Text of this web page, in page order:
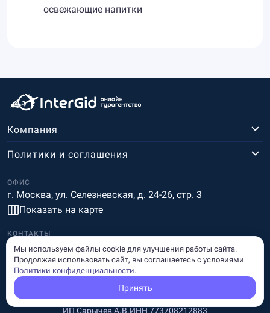
освежающие напитки
Компания
ОФИС
г. Москва, ул. Селезневская, д. 24-26, стр. 3
Показать на карте
Политики и соглашения
КОНТАКТЫ
+7 (495) 502-41-50
intergidru@yandex.ru
Мы на связи c 10 до 21
ИП Сарычев А.В.ИНН 773708212883
Мы используем файлы cookie для улучшения работы сайта.
Продолжая использовать сайт, вы соглашаетесь с условиями
Политики конфиденциальности.
Принять